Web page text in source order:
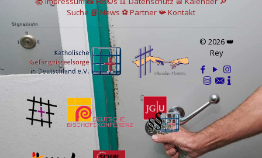
Suche 📘 News ⚽Partner📯Kontakt
© 2026 👑
Rey